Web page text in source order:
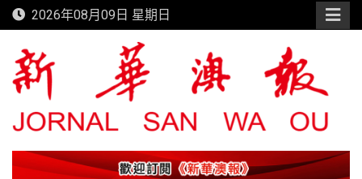
Skip
to
content
2026年08月09日 星期日
新華澳報